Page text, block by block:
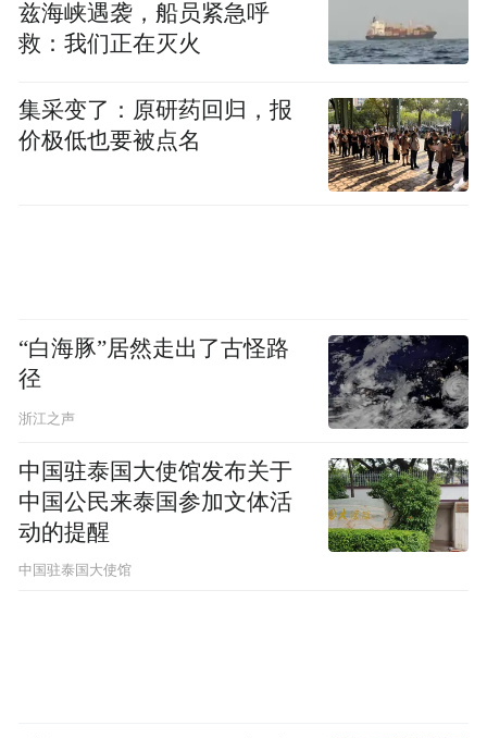
兹海峡遇袭，船员紧急呼
救：我们正在灭火
集采变了：原研药回归，报
价极低也要被点名
“白海豚”居然走出了古怪路
径
浙江之声
中国驻泰国大使馆发布关于
中国公民来泰国参加文体活
动的提醒
中国驻泰国大使馆